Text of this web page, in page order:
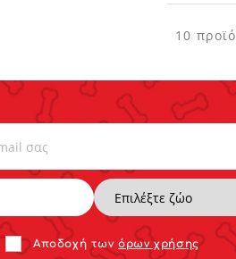
10
Αποδoχή τωνόρων χρήσης